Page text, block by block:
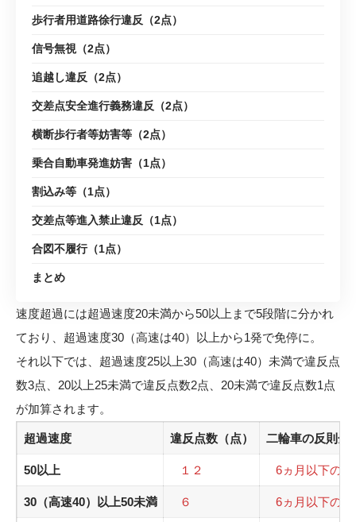
歩行者用道路徐行違反（2点）
信号無視（2点）
追越し違反（2点）
交差点安全進行義務違反（2点）
横断歩行者等妨害等（2点）
乗合自動車発進妨害（1点）
割込み等（1点）
交差点等進入禁止違反（1点）
合図不履行（1点）
まとめ
速度超過には超過速度20未満から50以上まで5段階に分かれ
ており、超過速度30（高速は40）以上から1発で免停に。
それ以下では、超過速度25以上30（高速は40）未満で違反点
数3点、20以上25未満で違反点数2点、20未満で違反点数1点
が加算されます。
超過速度 違反点数（点） 二輪車の反則金
50以上 １２ 6ヵ月以下の
30（高速40）以上50未満 ６ 6ヵ月以下の